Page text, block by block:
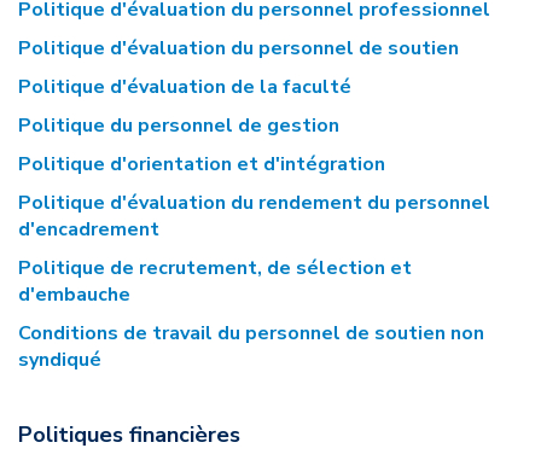
Politique d'évaluation du personnel professionnel
Politique d'évaluation du personnel de soutien
Politique d'évaluation de la faculté
Politique du personnel de gestion
Politique d'orientation et d'intégration
Politique d'évaluation du rendement du personnel
d'encadrement
Politique de recrutement, de sélection et
d'embauche
Conditions de travail du personnel de soutien non
syndiqué
Politiques financières